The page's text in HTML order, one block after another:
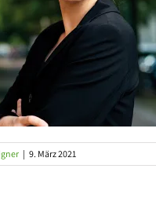
| 9. März 2021